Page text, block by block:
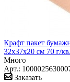
Крафт пакет
32х37х20 см 70 г/
Много
Арт.:
Заказать